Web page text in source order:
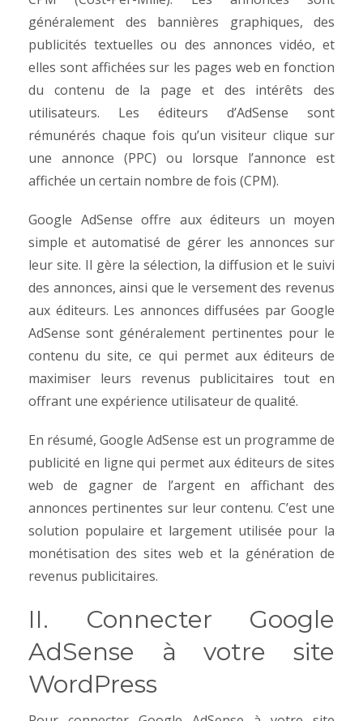
généralement des bannières graphiques, des
publicités textuelles ou des annonces vidéo, et
elles sont affichées sur les pages web en fonction
du contenu de la page et des intérêts des
utilisateurs. Les éditeurs d’AdSense sont
rémunérés chaque fois qu’un visiteur clique sur
une annonce (PPC) ou lorsque l’annonce est
affichée un certain nombre de fois (CPM).
Google AdSense offre aux éditeurs un moyen
simple et automatisé de gérer les annonces sur
leur site. Il gère la sélection, la diffusion et le suivi
des annonces, ainsi que le versement des revenus
aux éditeurs. Les annonces diffusées par Google
AdSense sont généralement pertinentes pour le
contenu du site, ce qui permet aux éditeurs de
maximiser leurs revenus publicitaires tout en
offrant une expérience utilisateur de qualité.
En résumé, Google AdSense est un programme de
publicité en ligne qui permet aux éditeurs de sites
web de gagner de l’argent en affichant des
annonces pertinentes sur leur contenu. C’est une
solution populaire et largement utilisée pour la
monétisation des sites web et la génération de
revenus publicitaires.
II. Connecter Google
AdSense à votre site
WordPress